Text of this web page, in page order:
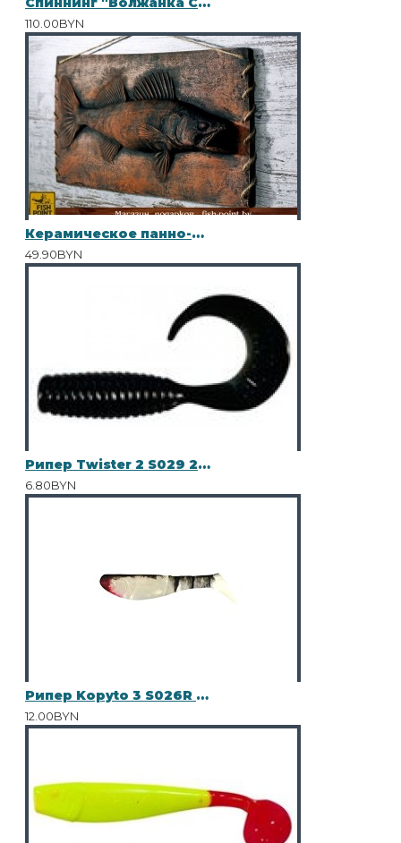
110.00BYN
Керамическое панно-барельеф "СУДАК"
49.90BYN
Рипер Twister 2 S029 25шт
6.80BYN
Рипер Kopyto 3 S026R 10шт
12.00BYN